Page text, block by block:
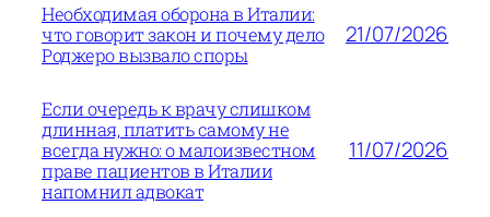
Необходимая оборона в Италии:
что говорит закон и почему дело
Роджеро вызвало споры
21/07/2026
Если очередь к врачу слишком
длинная, платить самому не
всегда нужно: о малоизвестном
праве пациентов в Италии
напомнил адвокат
11/07/2026